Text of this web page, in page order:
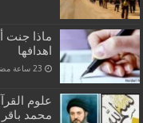
ماذا جنت
اهدافها
علوم
محمد